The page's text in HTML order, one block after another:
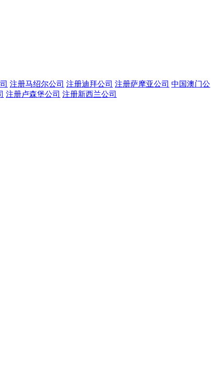
注册马绍尔公司 注册迪拜公司 注册萨摩亚公司 中国澳门公
注册卢森堡公司 注册新西兰公司